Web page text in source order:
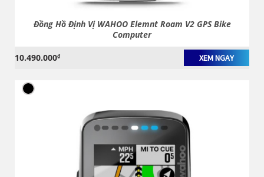
Đồng Hồ Định Vị WAHOO Elemnt Roam V2 GPS Bike
Computer
10.490.000₫ XEM NGAY